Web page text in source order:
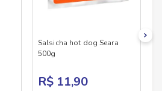
Salsicha hot dog Seara
500g
R$ 11,90